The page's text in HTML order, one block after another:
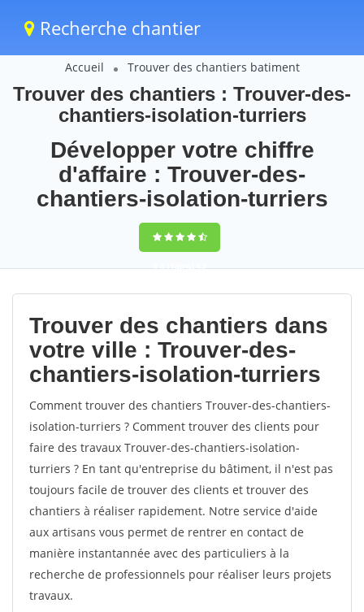
Recherche chantier
Accueil Trouver des chantiers batiment
Trouver des chantiers : Trouver-des-
chantiers-isolation-turriers
Développer votre chiffre
d'affaire : Trouver-des-
chantiers-isolation-turriers
9,5(100%)92
votes
Trouver des chantiers dans
votre ville : Trouver-des-
chantiers-isolation-turriers
Comment trouver des chantiers Trouver-des-chantiers-
isolation-turriers ? Comment trouver des clients pour
faire des travaux Trouver-des-chantiers-isolation-
turriers ? En tant qu'entreprise du bâtiment, il n'est pas
toujours facile de trouver des clients et trouver des
chantiers à réaliser rapidement. Notre service d'aide
aux artisans vous permet de rentrer en contact de
manière instantannée avec des particuliers à la
recherche de professionnels pour réaliser leurs projets
travaux.